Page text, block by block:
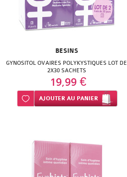
BESINS
GYNOSITOL OVAIRES POLYKYSTIQUES LOT DE
2X30 SACHETS
19,99 €
Ajouter à ma liste d’envie
AJOUTER AU PANIER